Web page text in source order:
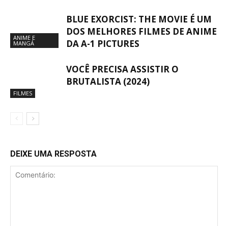
ANIME E
MANGÁ
BLUE EXORCIST: THE MOVIE É UM
DOS MELHORES FILMES DE ANIME
DA A-1 PICTURES
FILMES
VOCÊ PRECISA ASSISTIR O
BRUTALISTA (2024)
DEIXE UMA RESPOSTA